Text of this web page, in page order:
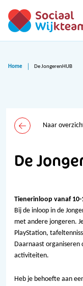
Home De JongerenHUB
Naar
De
Tienerinloop vanaf 10-
Bij de inloop in de
met andere jongeren.
PlayStation,
Daarnaast organiseren
activiteiten.
Heb je behoefte aan